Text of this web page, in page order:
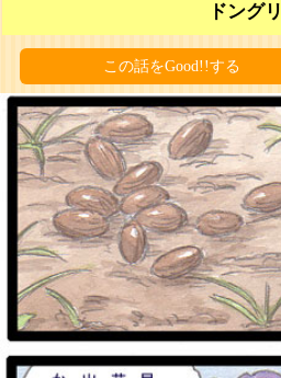
ドングリ
この話をGood!!する